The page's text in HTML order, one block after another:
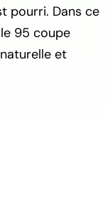
pourri. Dans ce
95 coupe
et